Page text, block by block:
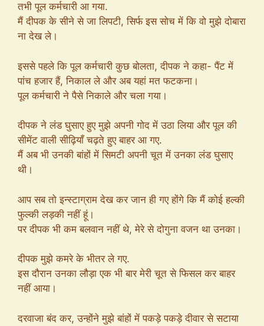
तभी पूल कर्मचारी आ गया.
मैं दीपक के सीने से जा लिपटी, सिर्फ इस सोच में कि वो मुझे दोबारा
ना देख ले।
इससे पहले कि पूल कर्मचारी कुछ बोलता, दीपक ने कहा- पैंट में
पांच हजार हैं, निकाल ले और अब यहां मत फटकना।
पूल कर्मचारी ने पैसे निकाले और चला गया।
दीपक ने लंड घुसाए हुए मुझे अपनी गोद में उठा लिया और पूल की
सीमेंट वाली सीढ़ियाँ चढ़ते हुए बाहर आ गए.
मैं अब भी उनकी बांहों में सिमटी अपनी चूत में उनका लंड घुसाए
थी।
आप सब तो इन्स्टाग्राम देख कर जान ही गए होंगे कि मैं कोई हल्की
फुल्की लड़की नहीं हूं।
पर दीपक भी कम बलवान नहीं थे, मेरे से दोगुना वजन था उनका।
दीपक मुझे कमरे के भीतर ले गए.
इस दौरान उनका लौड़ा एक भी बार मेरी चूत से फिसल कर बाहर
नहीं आया।
दरवाजा बंद कर, उन्होंने मुझे बांहों में पकड़े पकड़े दीवार से सटाया